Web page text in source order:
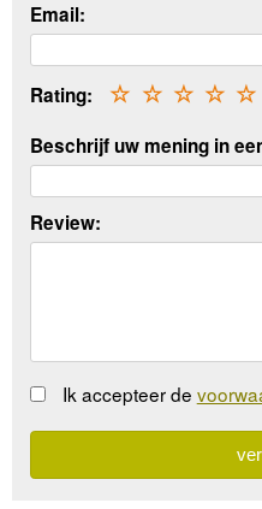
Email:
Rating: ☆
☆
☆
☆
☆
Beschrijf uw mening in
Review:
Ik accepteer de